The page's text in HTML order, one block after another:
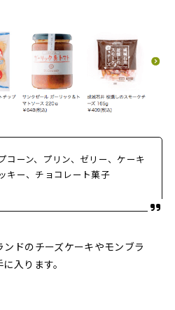
コーン、プリン、ゼリー、ケーキ
キー、チョコレート菓子
ドのチーズケーキやモンブラ
入ります。